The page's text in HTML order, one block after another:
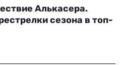
Алькасера.
сезона в топ-